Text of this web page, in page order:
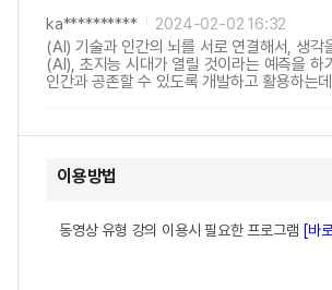
ka**********
2024-02-02 16:32
(AI) 기술과 인간의 뇌를 서로 연결해서, 생
(AI), 초지능 시대가 열릴 것이라는 예측을
인간과 공존할 수 있도록 개발하고 활용하는
이용방법
동영상 유형 강의 이용시 필요한 프로그램 [바